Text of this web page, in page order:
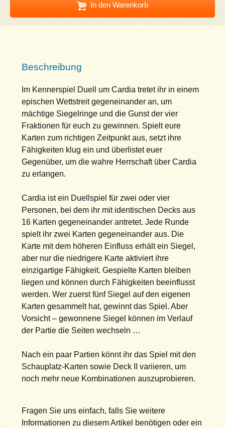
In den Warenkorb
Beschreibung
Im Kennerspiel Duell um Cardia tretet ihr in einem
epischen Wettstreit gegeneinander an, um
mächtige Siegelringe und die Gunst der vier
Fraktionen für euch zu gewinnen. Spielt eure
Karten zum richtigen Zeitpunkt aus, setzt ihre
Fähigkeiten klug ein und überlistet euer
Gegenüber, um die wahre Herrschaft über Cardia
zu erlangen.
Cardia ist ein Duellspiel für zwei oder vier
Personen, bei dem ihr mit identischen Decks aus
16 Karten gegeneinander antretet. Jede Runde
spielt ihr zwei Karten gegeneinander aus. Die
Karte mit dem höheren Einfluss erhält ein Siegel,
aber nur die niedrigere Karte aktiviert ihre
einzigartige Fähigkeit. Gespielte Karten bleiben
liegen und können durch Fähigkeiten beeinflusst
werden. Wer zuerst fünf Siegel auf den eigenen
Karten gesammelt hat, gewinnt das Spiel. Aber
Vorsicht – gewonnene Siegel können im Verlauf
der Partie die Seiten wechseln …
Nach ein paar Partien könnt ihr das Spiel mit den
Schauplatz-Karten sowie Deck II variieren, um
noch mehr neue Kombinationen auszuprobieren.
Fragen Sie uns einfach, falls Sie weitere
Informationen zu diesem Artikel benötigen oder ein